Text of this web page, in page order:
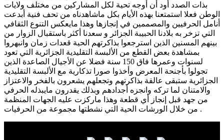
بذات الصدد أود أن أوجه تحية لكل المشاركين من مختلف ولايات
الوطن فعلا استمتعنا بهذه الأيام بكل ماشاهدناه من تحف فنية أبدعت
أنامل الحرفيين والمصممين في إنجازها وهذا مايعكس التنوع الثقافي
التي تزخر به بلادنا الحبيبة الجزائر و سعدنا أكثر باستقبال الزوار من
بينهم المسنين الذين استرجعوا بذاكرتهم الحية قعدات زمان وانبهروا
بمشاهدة بعض القطع من الألبسة التقليدية الجزائرية التي تعود
لسنوات وعمرها فاق 150 سنة فضلا عن الأجيال الصاعدة الذين
تجولوا بأجنحة المعرض وأخذوا صورا تذكارية مع الألبسة التقليدية
الجزائرية ستبقى عالقة بذاكرتهم وتجعلهم يشعرون بالفخر والاعتزاز
والامتنان لما تركه وانجزه أجدادهم وبذلك يقدرون مايبذله الحرفي
من جهد قبل إنجاز أي قطعة وهذا ماركزت عليه الجهات المنظمة
من خلال الورشات الحية التي نشطتها مجموعة من الحرفيات .